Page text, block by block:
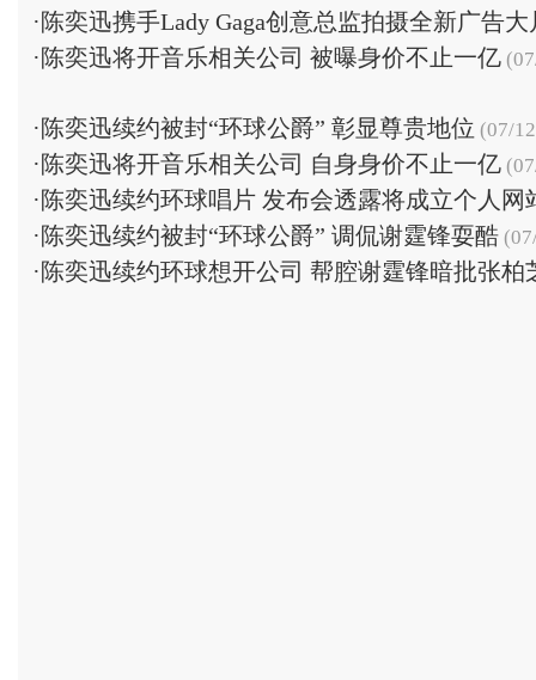
·陈奕迅携手Lady Gaga创意总监拍摄全新广告大
·陈奕迅将开音乐相关公司 被曝身价不止一亿
·陈奕迅续约被封“环球公爵” 彰显尊贵地位 (07/
·陈奕迅将开音乐相关公司 自身身价不止一亿
·陈奕迅续约环球唱片 发布会透露将成立个人网
·陈奕迅续约被封“环球公爵” 调侃谢霆锋耍酷
·陈奕迅续约环球想开公司 帮腔谢霆锋暗批张柏